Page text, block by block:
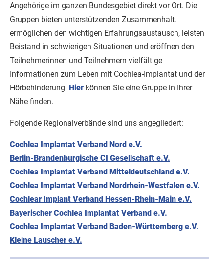
Angehörige im ganzen Bundesgebiet direkt vor Ort. Die
Gruppen bieten unterstützenden Zusammenhalt,
ermöglichen den wichtigen Erfahrungsaustausch, leisten
Beistand in schwierigen Situationen und eröffnen den
Teilnehmerinnen und Teilnehmern vielfältige
Informationen zum Leben mit Cochlea-Implantat und der
Hörbehinderung. Hier können Sie eine Gruppe in Ihrer
Nähe finden.
Folgende Regionalverbände sind uns angegliedert:
Cochlea Implantat Verband Nord e.V.
Berlin-Brandenburgische CI Gesellschaft e.V.
Cochlea Implantat Verband Mitteldeutschland e.V.
Cochlea Implantat Verband Nordrhein-Westfalen e.V.
Cochlear Implant Verband Hessen-Rhein-Main e.V.
Bayerischer Cochlea Implantat Verband e.V.
Cochlea Implantat Verband Baden-Württemberg e.V.
Kleine Lauscher e.V.